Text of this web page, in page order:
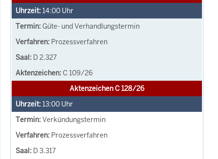
14:00 Uhr
Güte- und Verhandlungstermin
Prozessverfahren
D 2.327
C 109/26
Aktenzeichen C 128/26
13:00 Uhr
Verkündungstermin
Prozessverfahren
D 3.317